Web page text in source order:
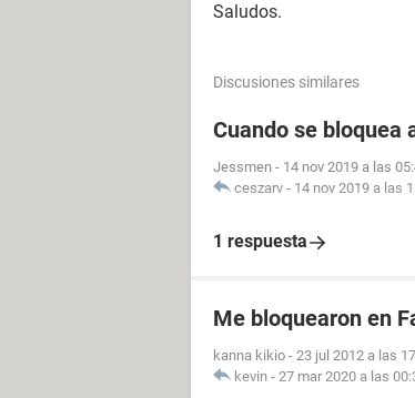
Saludos.
Discusiones similares
Cuando se bloquea
Jessmen - 14 nov 2019 a las
ceszarv - 14 nov 2019 a las
1 respuesta
Me bloquearon en
kanna kikio - 23 jul 2012 a las
kevin - 27 mar 2020 a las